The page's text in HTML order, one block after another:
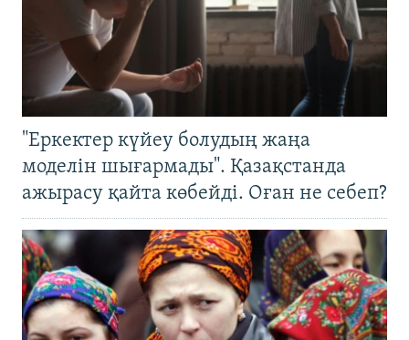
"Еркектер күйеу болудың жаңа
моделін шығармады". Қазақстанда
ажырасу қайта көбейді. Оған не себеп?